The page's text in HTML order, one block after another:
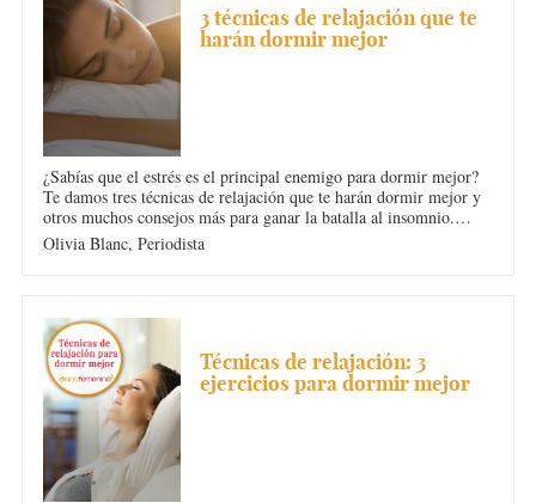
3 técnicas de relajación que te
harán dormir mejor
¿Sabías que el estrés es el principal enemigo para dormir mejor?
Te damos tres técnicas de relajación que te harán dormir mejor y
otros muchos consejos más para ganar la batalla al insomnio.
Ponlo todo en práctica y... ¡dulces sueños!
Olivia Blanc,Periodista
Técnicas de relajación: 3
ejercicios para dormir mejor